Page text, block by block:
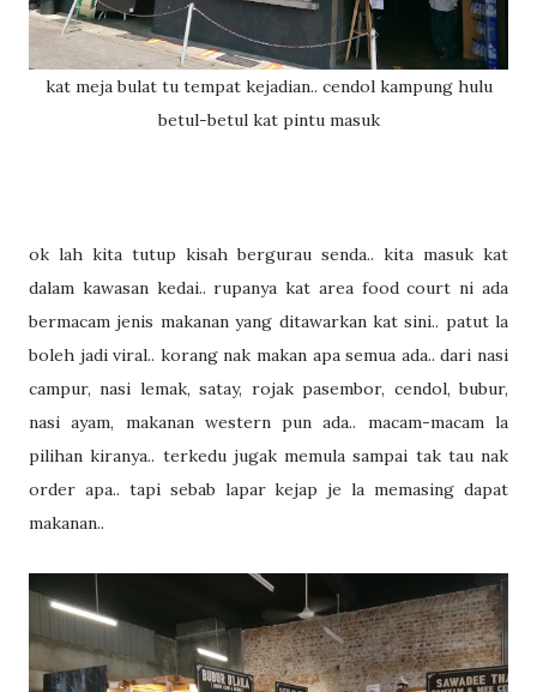
kat meja bulat tu tempat kejadian.. cendol kampung hulu
betul-betul kat pintu masuk
ok lah kita tutup kisah bergurau senda.. kita masuk kat
dalam kawasan kedai.. rupanya kat area food court ni ada
bermacam jenis makanan yang ditawarkan kat sini.. patut la
boleh jadi viral.. korang nak makan apa semua ada.. dari nasi
campur, nasi lemak, satay, rojak pasembor, cendol, bubur,
nasi ayam, makanan western pun ada.. macam-macam la
pilihan kiranya.. terkedu jugak memula sampai tak tau nak
order apa.. tapi sebab lapar kejap je la memasing dapat
makanan..